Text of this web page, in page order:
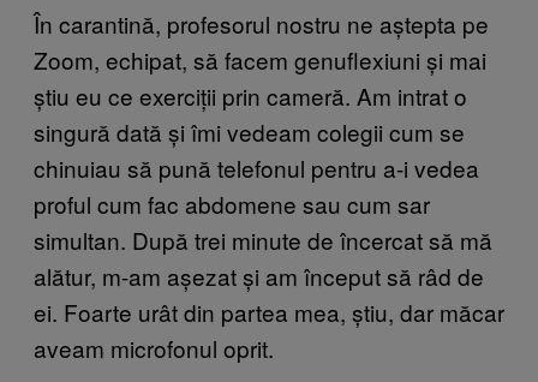
În carantină, profesorul nostru ne aștepta pe
Zoom, echipat, să facem genuflexiuni și mai
știu eu ce exerciții prin cameră. Am intrat o
singură dată și îmi vedeam colegii cum se
chinuiau să pună telefonul pentru a-i vedea
proful cum fac abdomene sau cum sar
simultan. După trei minute de încercat să mă
alătur, m-am așezat și am început să râd de
ei. Foarte urât din partea mea, știu, dar măcar
aveam microfonul oprit.